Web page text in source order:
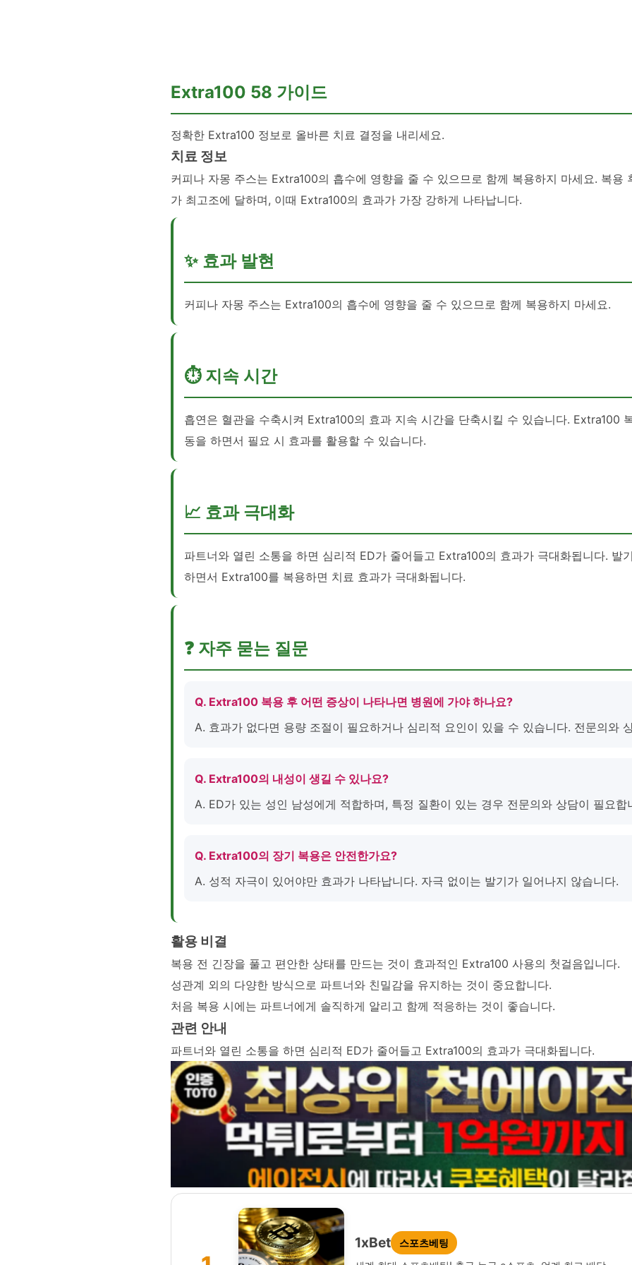
Extra100 58 가이드
정확한 Extra100 정보로 올바른 치료 결정을 내리세요.
치료 정보
커피나 자몽 주스는 Extra100의 흡수에 영향을 줄 수 있으므로 함께 복용하지 마세요. 복용
가 최고조에 달하며, 이때 Extra100의 효과가 가장 강하게 나타납니다.
✨ 효과 발현
커피나 자몽 주스는 Extra100의 흡수에 영향을 줄 수 있으므로 함께 복용하지 마세요.
⏱️ 지속 시간
흡연은 혈관을 수축시켜 Extra100의 효과 지속 시간을 단축시킬 수 있습니다. Extra100
동을 하면서 필요 시 효과를 활용할 수 있습니다.
📈 효과 극대화
파트너와 열린 소통을 하면 심리적 ED가 줄어들고 Extra100의 효과가 극대화됩니다. 발
하면서 Extra100를 복용하면 치료 효과가 극대화됩니다.
❓ 자주 묻는 질문
Q. Extra100 복용 후 어떤 증상이 나타나면 병원에 가야 하나요?
A. 효과가 없다면 용량 조절이 필요하거나 심리적 요인이 있을 수 있습니다. 전문의와
Q. Extra100의 내성이 생길 수 있나요?
A. ED가 있는 성인 남성에게 적합하며, 특정 질환이 있는 경우 전문의와 상담이 필요합
Q. Extra100의 장기 복용은 안전한가요?
A. 성적 자극이 있어야만 효과가 나타납니다. 자극 없이는 발기가 일어나지 않습니다.
활용 비결
복용 전 긴장을 풀고 편안한 상태를 만드는 것이 효과적인 Extra100 사용의 첫걸음입니다.
성관계 외의 다양한 방식으로 파트너와 친밀감을 유지하는 것이 중요합니다.
처음 복용 시에는 파트너에게 솔직하게 알리고 함께 적응하는 것이 좋습니다.
관련 안내
파트너와 열린 소통을 하면 심리적 ED가 줄어들고 Extra100의 효과가 극대화됩니다.
1xBet
스포츠베팅